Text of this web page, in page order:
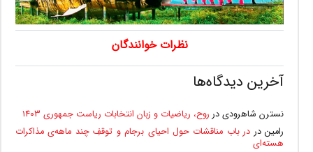
نظرات خوانندگان
آخرین دیدگاه‌ها
نسترن شاهرودی در روح، ریاضیات و زبان انتخابات ریاست جمهوری ۱۴۰۳
رامیندر در باب مناقشات حول احیای برجام و توقفِ چند ماهه‌ی مذاکرات
هسته‌ای